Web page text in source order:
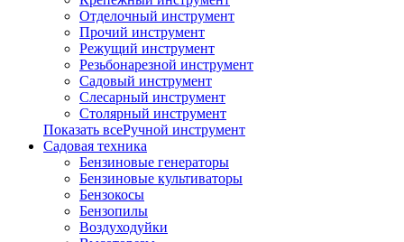
Отделочный инструмент
Прочий инструмент
Режущий инструмент
Резьбонарезной инструмент
Садовый инструмент
Слесарный инструмент
Столярный инструмент
Показать всеРучной инструмент
Садовая техника
Бензиновые генераторы
Бензиновые культиваторы
Бензокосы
Бензопилы
Воздуходуйки